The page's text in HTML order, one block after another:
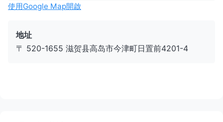
15 分 JPY 340
湖西线新快速
使用Google Map開啟
地址
〒 520-1655 滋贺县高岛市今津町日置前4201-4